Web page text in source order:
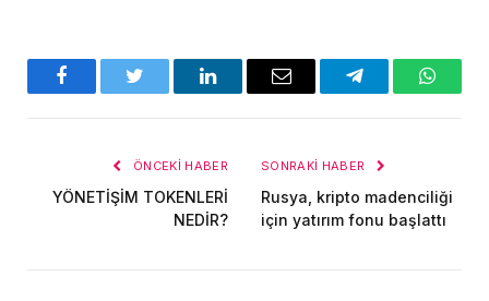
FacebookTwitter LinkedInE-
Telegram
ÖNCEKI HABER
YÖNETİŞİM TOKENLERİ
NEDİR?
SONRAKI HABER
Rusya, kripto madenciliği
için yatırım fonu başlattı